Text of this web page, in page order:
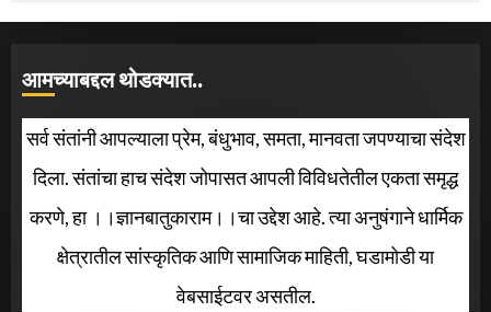
आमच्याबद्दल थोडक्यात..
सर्व संतांनी आपल्याला प्रेम, बंधुभाव, समता, मानवता जपण्याचा संदेश
दिला. संतांचा हाच संदेश जोपासत आपली विविधतेतील एकता समृद्ध
करणे, हा ।।ज्ञानबातुकाराम।।चा उद्देश आहे. त्या अनुषंगाने धार्मिक
क्षेत्रातील सांस्कृतिक आणि सामाजिक माहिती, घडामोडी या
वेबसाईटवर असतील.